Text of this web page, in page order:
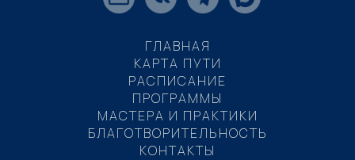
ГЛАВНАЯ
КАРТА ПУТИ
РАСПИСАНИЕ
ПРОГРАММЫ
МАСТЕРА И ПРАКТИКИ
БЛАГОТВОРИТЕЛЬНОСТЬ
КОНТАКТЫ